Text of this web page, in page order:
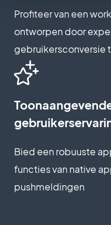
Profiteer van een
ontworpen door
gebruikersconversie
Bied een robuuste
functies van native
pushmeldingen